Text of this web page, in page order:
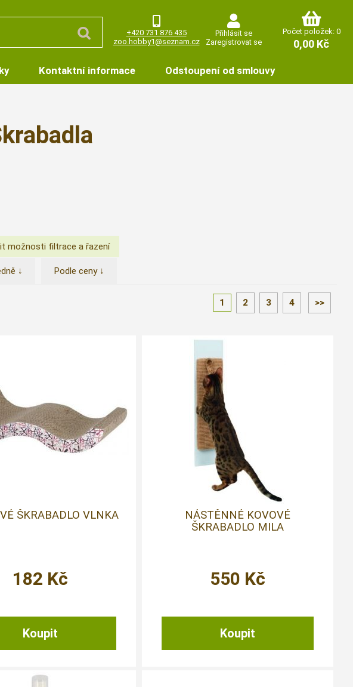
+420 731 876 435
zoo.hobby1@seznam.cz
Přihlásit se
Zaregistrovat se
Počet položek: 0
0,00 Kč
Kontaktní informace Odstoupení od smlouvy
↓ Podle ceny ↓
1 2 3 4 >>
ŠKRABADLO VLNKA
182 Kč
NÁSTĚNNÉ KOVOVÉ
ŠKRABADLO MILA
550 Kč